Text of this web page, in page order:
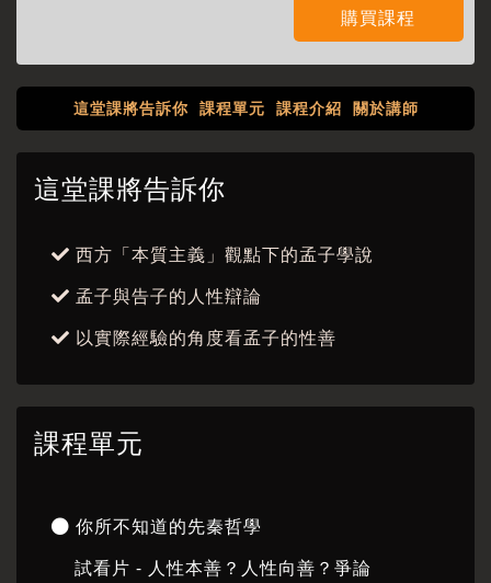
購買課程
這堂課將告訴你 課程單元 課程介紹 關於講師
這堂課將告訴你
西方「本質主義」觀點下的孟子學說
孟子與告子的人性辯論
以實際經驗的角度看孟子的性善
課程單元
你所不知道的先秦哲學
試看片 - 人性本善？人性向善？爭論